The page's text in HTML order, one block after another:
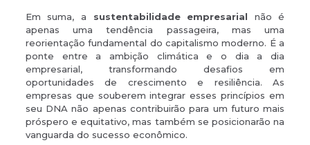
Em suma, a sustentabilidade empresarial não é
apenas uma tendência passageira, mas uma
reorientação fundamental do capitalismo moderno. É a
ponte entre a ambição climática e o dia a dia
empresarial, transformando desafios em
oportunidades de crescimento e resiliência. As
empresas que souberem integrar esses princípios em
seu DNA não apenas contribuirão para um futuro mais
próspero e equitativo, mas também se posicionarão na
vanguarda do sucesso econômico.